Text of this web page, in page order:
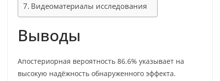
Видеоматериалы исследования
Выводы
Апостериорная вероятность 86.6% указывает на
высокую надёжность обнаруженного эффекта.